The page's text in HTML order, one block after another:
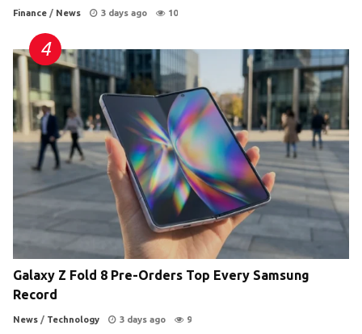
Finance / News 3 days ago 10
Galaxy Z Fold 8 Pre-Orders Top Every Samsung
Record
News / Technology 3 days ago 9